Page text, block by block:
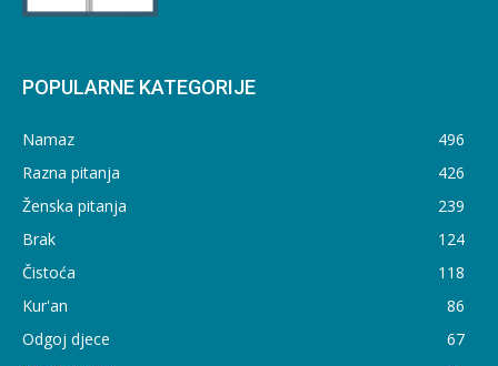
POPULARNE KATEGORIJE
Namaz
496
Razna pitanja
426
Ženska pitanja
239
Brak
124
Čistoća
118
Kur'an
86
Odgoj djece
67